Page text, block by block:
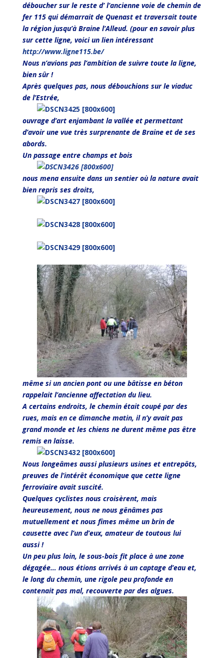
déboucher sur le reste d’ l’ancienne voie de chemin de
fer 115 qui démarrait de Quenast et traversait toute
la région jusqu’à Braine l’Alleud. (pour en savoir plus
sur cette ligne, voici un lien intéressant
http://www.ligne115.be/
Nous n’avions pas l’ambition de suivre toute la ligne,
bien sûr !
Après quelques pas, nous débouchions sur le viaduc
de l’Estrée,
ouvrage d’art enjambant la vallée et permettant
d’avoir une vue très surprenante de Braine et de ses
abords.
Un passage entre champs et bois
nous mena ensuite dans un sentier où la nature avait
bien repris ses droits,
même si un ancien pont ou une bâtisse en béton
rappelait l’ancienne affectation du lieu.
A certains endroits, le chemin était coupé par des
rues, mais en ce dimanche matin, il n’y avait pas
grand monde et les chiens ne durent même pas être
remis en laisse.
Nous longeâmes aussi plusieurs usines et entrepôts,
preuves de l’intérêt économique que cette ligne
ferroviaire avait suscité.
Quelques cyclistes nous croisèrent, mais
heureusement, nous ne nous gênâmes pas
mutuellement et nous fîmes même un brin de
causette avec l’un d’eux, amateur de toutous lui
aussi !
Un peu plus loin, le sous-bois fit place à une zone
dégagée… nous étions arrivés à un captage d’eau et,
le long du chemin, une rigole peu profonde en
contenait pas mal, recouverte par des algues.